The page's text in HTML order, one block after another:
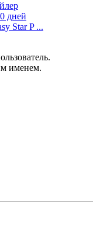
дней
Star P ...
именем.